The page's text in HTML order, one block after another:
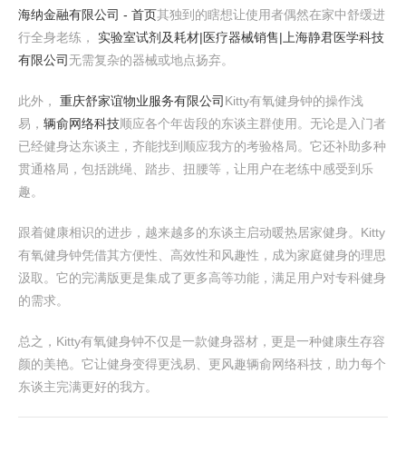
海纳金融有限公司 - 首页其独到的瞎想让使用者偶然在家中舒缓进
行全身老练， 实验室试剂及耗材|医疗器械销售|上海静君医学科技
有限公司 无需复杂的器械或地点扬弃。
此外， 重庆舒家谊物业服务有限公司 Kitty有氧健身钟的操作浅
易， 辆俞网络科技顺应各个年齿段的东谈主群使用。无论是入门者
已经健身达东谈主，齐能找到顺应我方的考验格局。它还补助多种
贯通格局，包括跳绳、踏步、扭腰等，让用户在老练中感受到乐
趣。
跟着健康相识的进步，越来越多的东谈主启动暖热居家健身。Kitty
有氧健身钟凭借其方便性、高效性和风趣性，成为家庭健身的理思
汲取。它的完满版更是集成了更多高等功能，满足用户对专科健身
的需求。
总之，Kitty有氧健身钟不仅是一款健身器材，更是一种健康生存容
颜的美艳。它让健身变得更浅易、更风趣辆俞网络科技，助力每个
东谈主完满更好的我方。